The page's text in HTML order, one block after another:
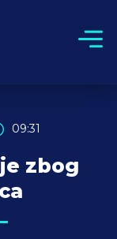
09:31
zbog